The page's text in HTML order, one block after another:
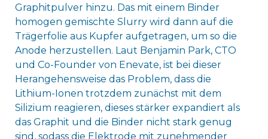
Graphitpulver hinzu. Das mit einem Binder
homogen gemischte Slurry wird dann auf die
Trägerfolie aus Kupfer aufgetragen, um so die
Anode herzustellen. Laut Benjamin Park, CTO
und Co-Founder von Enevate, ist bei dieser
Herangehensweise das Problem, dass die
Lithium-Ionen trotzdem zunächst mit dem
Silizium reagieren, dieses stärker expandiert als
das Graphit und die Binder nicht stark genug
sind, sodass die Elektrode mit zunehmender